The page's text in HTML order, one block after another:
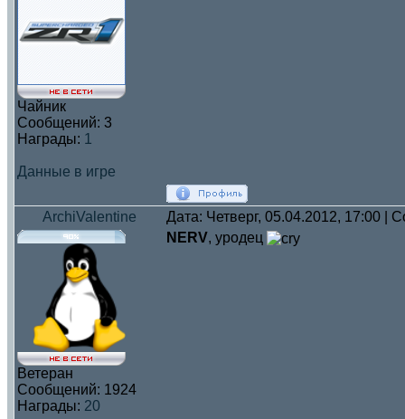
Чайник
Сообщений: 3
Награды: 1
Данные в игре
ArchiValentine Дата: Четверг, 05.04.2012, 17:00 |
Ветеран
Сообщений: 1924
Награды: 20
NERV, уродец